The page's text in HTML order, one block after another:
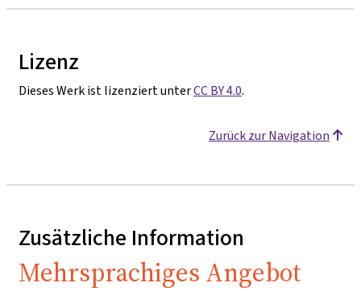
Lizenz
Dieses Werk ist lizenziert unterCC BY 4.0.
Zurück zur Navigation
Zusätzliche Information
Mehrsprachiges Angebot